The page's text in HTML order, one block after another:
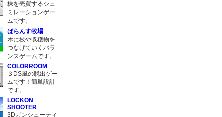
株を売買するシュ
ミレーションゲー
ムです。
ばらんす牧場
木に枝や収穫物を
つなげていくバラ
ンスゲームです。
COLORROOM
３DS風の脱出ゲー
ムです！簡単設計
です。
LOCKON
SHOOTER
3Dガンシューティ